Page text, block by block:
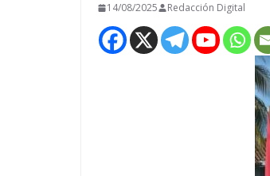
14/08/2025 Redacción Digital